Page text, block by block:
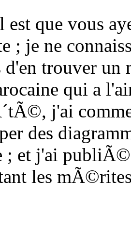
est que vous
; je ne
d'en trouver
qui a
j'ai
des
et j'ai
les